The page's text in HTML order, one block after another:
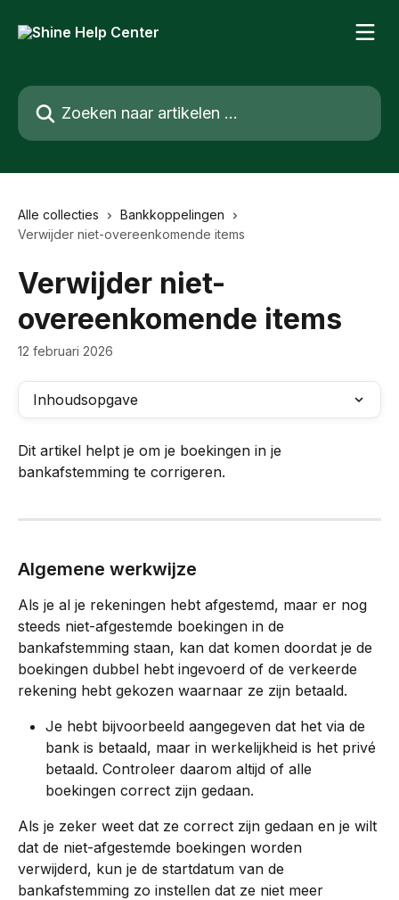
Zoeken naar artikelen ...
Alle collecties
Bankkoppelingen
Verwijder niet-overeenkomende items
Verwijder niet-
overeenkomende items
12 februari 2026
Inhoudsopgave
Dit artikel helpt je om je boekingen in je
bankafstemming te corrigeren.
Algemene werkwijze
Als je al je rekeningen hebt afgestemd, maar er nog
steeds niet-afgestemde boekingen in de
bankafstemming staan, kan dat komen doordat je de
boekingen dubbel hebt ingevoerd of de verkeerde
rekening hebt gekozen waarnaar ze zijn betaald.
Je hebt bijvoorbeeld aangegeven dat het via de
bank is betaald, maar in werkelijkheid is het privé
betaald. Controleer daarom altijd of alle
boekingen correct zijn gedaan.
Als je zeker weet dat ze correct zijn gedaan en je wilt
dat de niet-afgestemde boekingen worden
verwijderd, kun je de startdatum van de
bankafstemming zo instellen dat ze niet meer